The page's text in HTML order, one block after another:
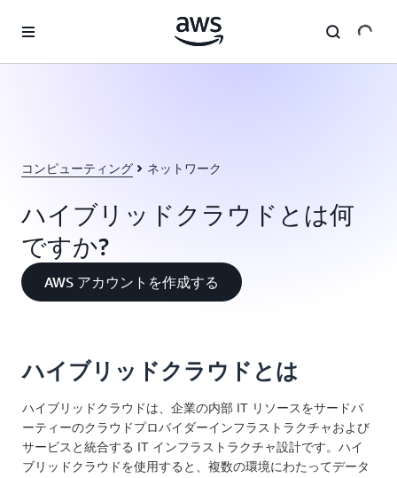
コンピューティング ネットワーク
ハイブリッドクラウドとは何
ですか?
AWS アカウントを作成する
ハイブリッドクラウドとは
ハイブリッドクラウドは、企業の内部 IT リソースをサードパ
ーティーのクラウドプロバイダーインフラストラクチャおよび
サービスと統合する IT インフラストラクチャ設計です。ハイ
ブリッドクラウドを使用すると、複数の環境にわたってデータ